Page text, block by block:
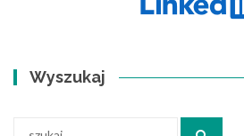
Wyszukaj